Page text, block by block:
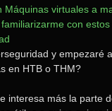
virtuales a
con
y empezaré
en HTB o THM?
interesa más la parte